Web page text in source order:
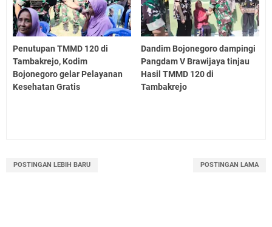
Penutupan TMMD 120 di
Tambakrejo, Kodim
Bojonegoro gelar Pelayanan
Kesehatan Gratis
Dandim Bojonegoro dampingi
Pangdam V Brawijaya tinjau
Hasil TMMD 120 di
Tambakrejo
POSTINGAN LEBIH BARU POSTINGAN LAMA